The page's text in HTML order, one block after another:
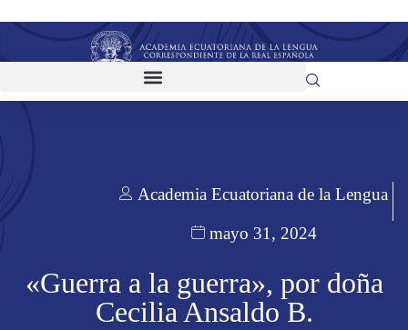
Academia Ecuatoriana de la Lengua
mayo 31, 2024
«Guerra a la guerra», por doña
Cecilia Ansaldo B.